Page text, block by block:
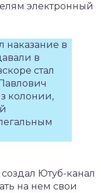
электронный
наказание в
в
стал
колонии,
Ютуб-канал
на нем свои